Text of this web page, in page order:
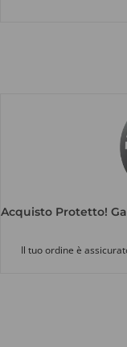
Acquisto Protetto!
Il tuo ordine è